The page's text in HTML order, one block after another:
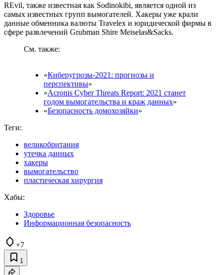
REvil, также известная как Sodinokibi, является одной из
самых известных групп вымогателей. Хакеры уже крали
данные обменника валюты Travelex и юридической фирмы в
сфере развлечений Grubman Shire Meiselas&Sacks.
См. также:
«Киберугрозы-2021: прогнозы и
перспективы»
«Acronis Cyber Threats Report: 2021 станет
годом вымогательства и краж данных»
«Безопасность домохозяйки»
Теги:
великобритания
утечка данных
хакеры
вымогательство
пластическая хирургия
Хабы:
Здоровье
Информационная безопасность
+7
1